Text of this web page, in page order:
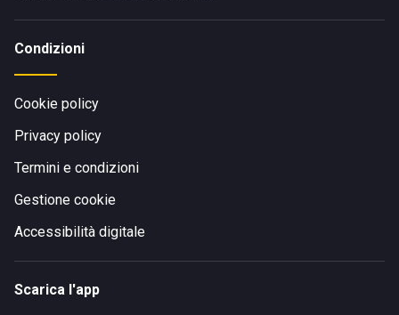
Condizioni
Cookie policy
Privacy policy
Termini e condizioni
Gestione cookie
Accessibilità digitale
Scarica l'app